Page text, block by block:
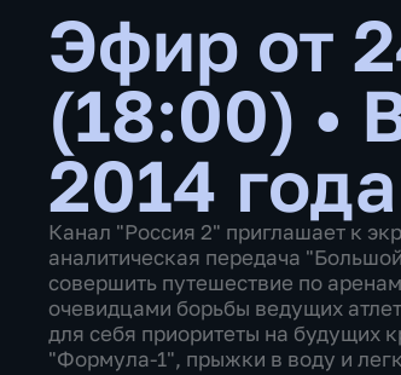
Эфир от
(18:00) •
2014 года
Канал "Россия 2" приглашает к
аналитическая передача
совершить путешествие по
очевидцами борьбы ведущих
для себя приоритеты на будущих
"Формула-1", прыжки в воду и